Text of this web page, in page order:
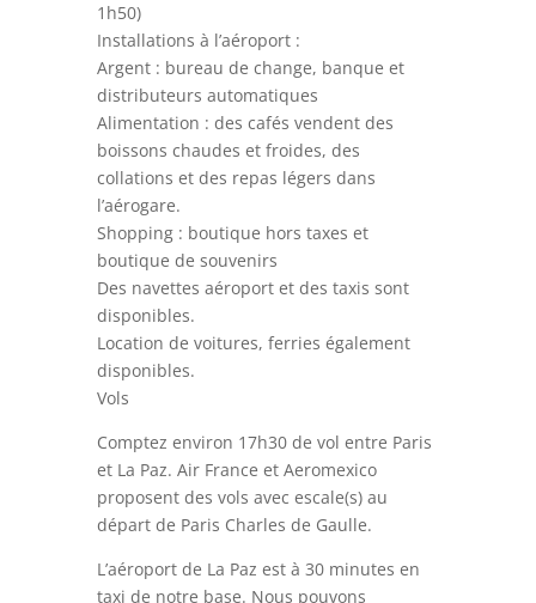
1h50)
Installations à l’aéroport :
Argent : bureau de change, banque et
distributeurs automatiques
Alimentation : des cafés vendent des
boissons chaudes et froides, des
collations et des repas légers dans
l’aérogare.
Shopping : boutique hors taxes et
boutique de souvenirs
Des navettes aéroport et des taxis sont
disponibles.
Location de voitures, ferries également
disponibles.
Vols
Comptez environ 17h30 de vol entre Paris
et La Paz. Air France et Aeromexico
proposent des vols avec escale(s) au
départ de Paris Charles de Gaulle.
L’aéroport de La Paz est à 30 minutes en
taxi de notre base. Nous pouvons